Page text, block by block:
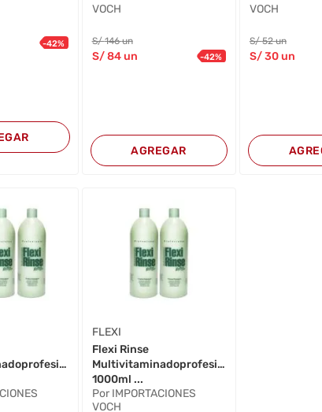
-42%
VOCH
S/146 un
S/84 un -42%
AGREGAR
VOCH
S/52 un
S/30un
FLEXI
Flexi Rinse
Multivitaminadoprofesional
1000ml ...
Por IMPORTACIONES
VOCH